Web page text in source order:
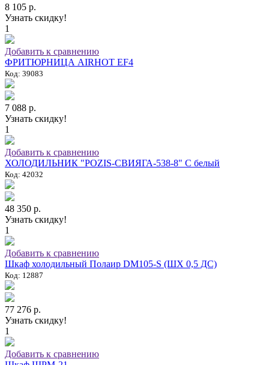
8 105 р.
Узнать скидку!
1
Добавить к сравнению
ФРИТЮРНИЦА AIRHOT EF4
Код: 39083
7 088 р.
Узнать скидку!
1
Добавить к сравнению
ХОЛОДИЛЬНИК "POZIS-СВИЯГА-538-8" C белый
Код: 42032
48 350 р.
Узнать скидку!
1
Добавить к сравнению
Шкаф холодильный Полаир DM105-S (ШХ 0,5 ДС)
Код: 12887
77 276 р.
Узнать скидку!
1
Добавить к сравнению